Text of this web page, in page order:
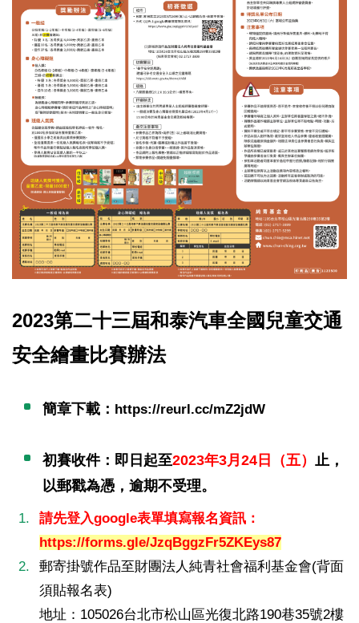
2023第二十三屆和泰汽車全國兒童交通
安全繪畫比賽辦法
簡章下載： https://reurl.cc/mZ2jdW
初賽收件：即日起至2023年3月24日（五）
止，
以郵戳為憑，逾期不受理。
請先登入google表單填寫報名資訊：
https://forms.gle/JzqBggzFr5ZKEys87
郵寄掛號作品至財團法人純青社會福利基金會(背面
須貼報名表)
地址：105026台北市松山區光復北路190巷35號2樓